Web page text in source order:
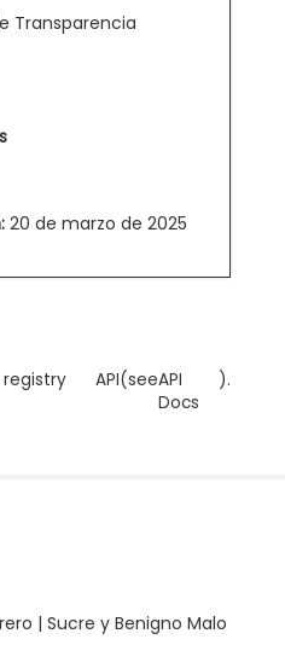
Transparencia
20 de marzo de 2025
registry
API(seeAPI
Docs
).
| Sucre y Benigno Malo